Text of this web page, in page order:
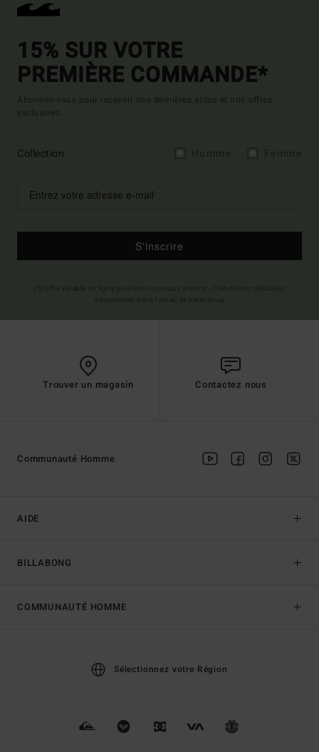
15% SUR VOTRE
PREMIÈRE COMMANDE*
Abonnez-vous pour recevoir nos dernières actus et nos offres
exclusives.
Collection
S'inscrire
Trouver un magasin Contactez nous
AIDE
BILLABONG
Communauté Homme
COMMUNAUTÉ HOMME
Sélectionnez votre Région